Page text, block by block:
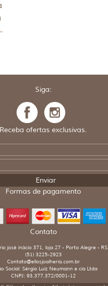
Siga:
Receba ofertas exclusivas.
Formas de pagamento
Contato
josé inácio 371, loja 27 - Porto Alegre - RS
(51) 3225-2923
Contato@ellosjoalheria.com.br
Social: Sérgio Luiz Neumann e cia Ltda
CNPJ: 93.377.372/0001-12